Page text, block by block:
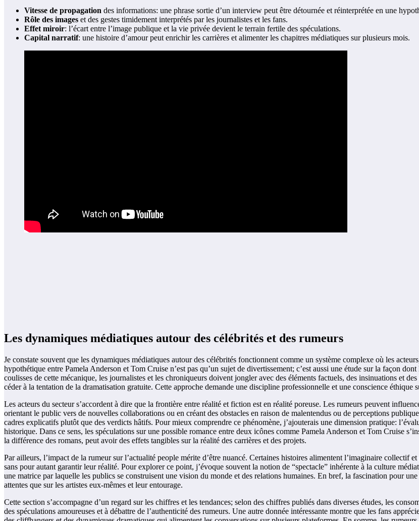
Vitesse de propagation des informations: une phrase sortie d’un interview peut être détournée et réinterprétée en une
Rôle des images et des gestes timidement interprétés par les journalistes et les fans.
Effet miroir: l’écart entre l’image publique et la vie privée devient le terrain fertile des spéculations.
Capital narratif: une histoire d’amour peut enrichir les carrières et alimenter les chapitres médiatiques sur plusieurs mois.
Les dynamiques médiatiques autour des célébrités et des rumeurs
Je constate souvent que les dynamiques médiatiques autour des célébrités fonctionnent comme un système complexe où les
hypothétique entre Pamela Anderson et Tom Cruise n’est pas qu’un sujet de divertissement; c’est aussi une étude sur la façon
coulisses de cette mécanique, les journalistes et les chroniqueurs doivent jongler avec des éléments factuels, des insinuations et
céder à la tentation de la dramatisation gratuite. Cette approche demande une discipline professionnelle et une conscience
Les acteurs du secteur s’accordent à dire que la frontière entre réalité et fiction est en réalité poreuse. Les rumeurs peuvent
orientant le public vers de nouvelles collaborations ou en créant des obstacles en raison de malentendus ou de perceptions
cadres explicatifs plutôt que des verdicts hâtifs. Pour mieux comprendre ce phénomène, j’ajouterais une dimension pratique:
historique. Dans ce sens, les spéculations sur une possible romance entre deux icônes comme Pamela Anderson et Tom Cruise
la différence des romans, peut avoir des effets tangibles sur la réalité des carrières et des projets.
Par ailleurs, l’impact de la rumeur sur l’actualité people mérite d’être nuancé. Certaines histoires alimentent l’imaginaire collectif
sans pour autant garantir leur réalité. Pour explorer ce point, j’évoque souvent la notion de “spectacle” inhérente à la culture
une matrice par laquelle les publics se construisent une vision du monde et des relations humaines. En bref, la fascination pour
attentes que sur les artistes eux-mêmes et leur entourage.
Cette section s’accompagne d’un regard sur les chiffres et les tendances; selon des chiffres publiés dans diverses études, les
des spéculations amoureuses et à débattre de l’authenticité des rumeurs. Une autre donnée intéressante montre que les fans